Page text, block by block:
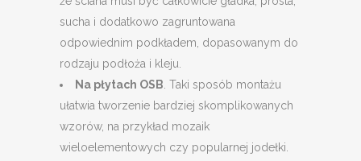
sucha i dodatkowo zagruntowana
odpowiednim podkładem, dopasowanym do
rodzaju podłoża i kleju.
Na płytach OSB . Taki sposób montażu
ułatwia tworzenie bardziej skomplikowanych
wzorów, na przykład mozaik
wieloelementowych czy popularnej jodełki.